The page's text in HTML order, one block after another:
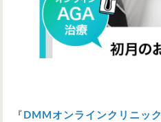
『 DMMオンラインクリニック